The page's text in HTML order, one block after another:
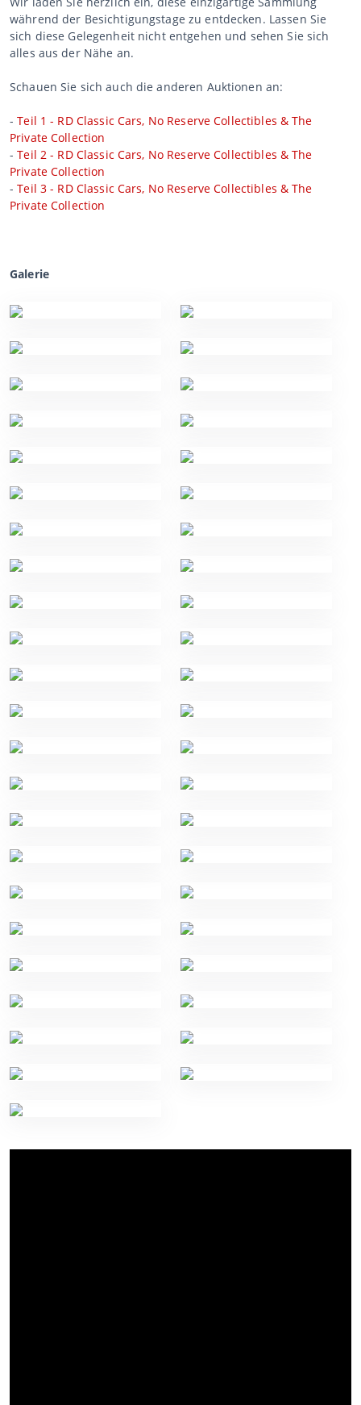
während der Besichtigungstage zu entdecken. Lassen Sie
sich diese Gelegenheit nicht entgehen und sehen Sie sich
alles aus der Nähe an.
Schauen Sie sich auch die anderen Auktionen an:
-Teil 1 - RD Classic Cars, No Reserve Collectibles & The
Private Collection
-Teil 2 - RD Classic Cars, No Reserve Collectibles & The
Private Collection
-Teil 3 - RD Classic Cars, No Reserve Collectibles & The
Private Collection
Galerie